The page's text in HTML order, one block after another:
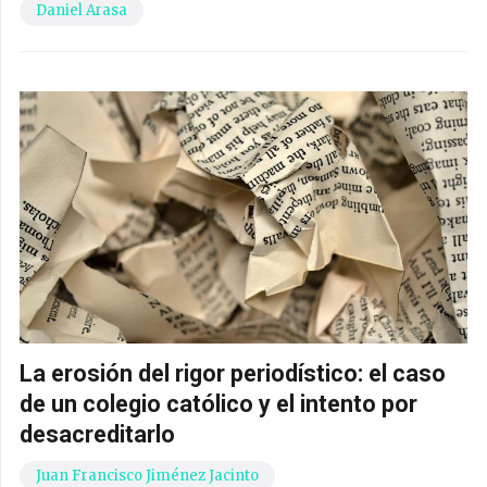
Daniel Arasa
La erosión del rigor periodístico: el caso
de un colegio católico y el intento por
desacreditarlo
Juan Francisco Jiménez Jacinto